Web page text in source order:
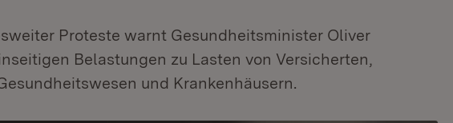
Proteste warnt Gesundheitsminister Oliver
Belastungen zu Lasten von Versicherten,
und Krankenhäusern.